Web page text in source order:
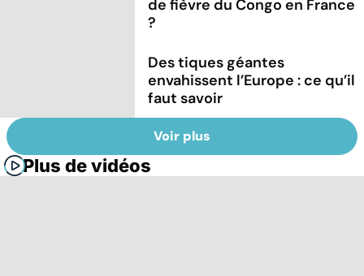
de fièvre du Congo en France
?
Des tiques géantes
envahissent l’Europe : ce qu’il
faut savoir
Voir plus
Plus de vidéos